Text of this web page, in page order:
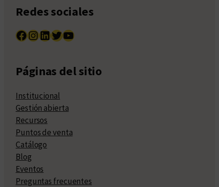
Redes sociales
Facebook InstagramLinkedIn Twitter YouTube
Páginas del sitio
Institucional
Gestión abierta
Recursos
Puntos de venta
Catálogo
Blog
Eventos
Preguntas frecuentes